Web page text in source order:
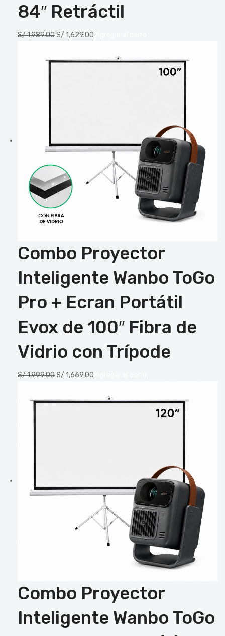
84″ Retráctil
S/1,989.00S/ 1,629.00
Combo Proyector
Inteligente Wanbo ToGo
Pro + Ecran Portátil
Evox de 100″ Fibra de
Vidrio con Trípode
S/1,999.00S/ 1,669.00
Combo Proyector
Inteligente Wanbo ToGo